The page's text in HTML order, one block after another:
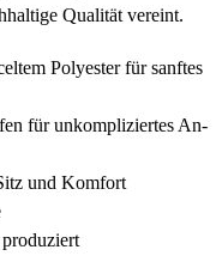
Qualität vereint.
Polyester für sanftes
für unkompliziertes An-
und Komfort